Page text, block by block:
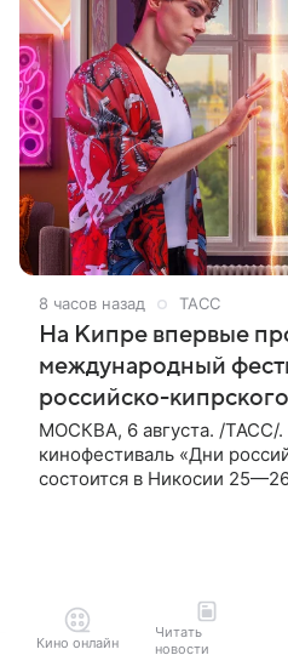
8 часов назад ТАСС
На Кипре впервые
международный
российско-
МОСКВА, 6 августа. /ТАСС/
кинофестиваль «Дни
состоится в Никосии
Кино онлайн
Читать
новости